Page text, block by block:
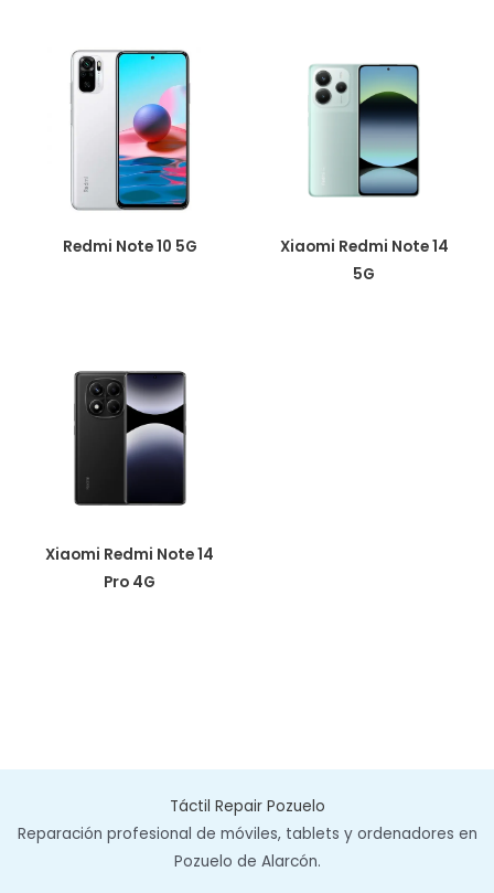
Redmi Note 10 5G
Xiaomi Redmi Note 14
5G
Xiaomi Redmi Note 14
Pro 4G
Táctil Repair Pozuelo
Reparación profesional de móviles, tablets y ordenadores en
Pozuelo de Alarcón.